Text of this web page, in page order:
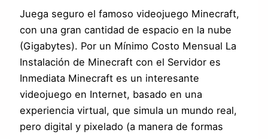
Juega seguro el famoso videojuego Minecraft,
con una gran cantidad de espacio en la nube
(Gigabytes). Por un Mínimo Costo Mensual La
Instalación de Minecraft con el Servidor es
Inmediata Minecraft es un interesante
videojuego en Internet, basado en una
experiencia virtual, que simula un mundo real,
pero digital y pixelado (a manera de formas